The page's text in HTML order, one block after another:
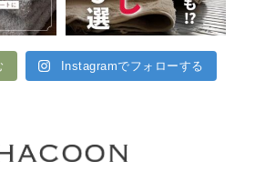
Instagramでフォローする